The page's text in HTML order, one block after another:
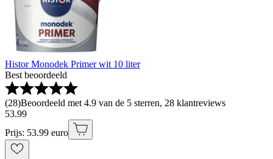
Histor Monodek Primer wit 10 liter
Best beoordeeld
(28)Beoordeeld met 4.9 van de 5 sterren, 28 klantreviews
53.99
Prijs: 53.99 euro